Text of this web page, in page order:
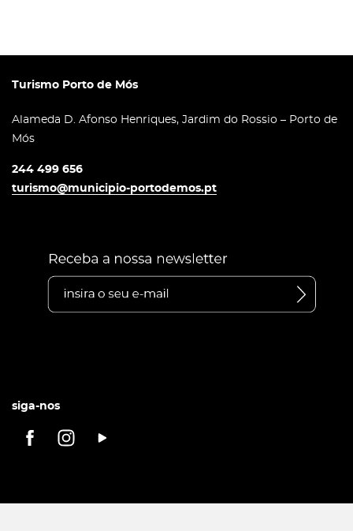
Turismo Porto de Mós
Alameda D. Afonso Henriques, Jardim do Rossio – Porto de
Mós
244 499 656
turismo@municipio-portodemos.pt
siga-nos